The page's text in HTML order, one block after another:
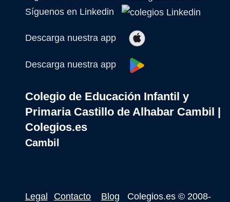
Síguenos en Linkedin
Descarga nuestra app
Descarga nuestra app
Colegio de Educación Infantil y
Primaria Castillo de Alhabar Cambil |
Colegios.es
Cambil
Legal Contacto Blog Colegios.es© 2008-